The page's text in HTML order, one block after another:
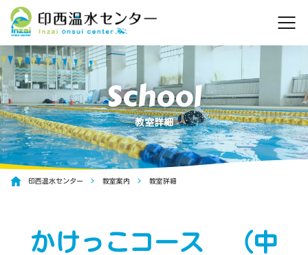
教室詳細
印西温水センター 教室案内 教室詳細
かけっこコース （中